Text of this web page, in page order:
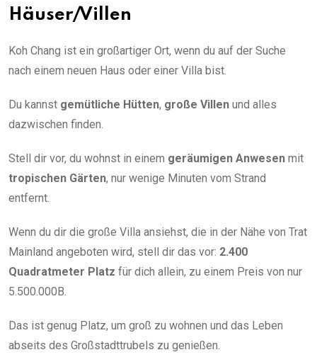
Häuser/Villen
Koh Chang ist ein großartiger Ort, wenn du auf der Suche
nach einem neuen Haus oder einer Villa bist.
Du kannst gemütliche Hütten, große Villen und alles
dazwischen finden.
Stell dir vor, du wohnst in einem geräumigen Anwesen mit
tropischen Gärten, nur wenige Minuten vom Strand
entfernt.
Wenn du dir die große Villa ansiehst, die in der Nähe von Trat
Mainland angeboten wird, stell dir das vor: 2.400
Quadratmeter Platz für dich allein, zu einem Preis von nur
5.500.000B.
Das ist genug Platz, um groß zu wohnen und das Leben
abseits des Großstadttrubels zu genießen.